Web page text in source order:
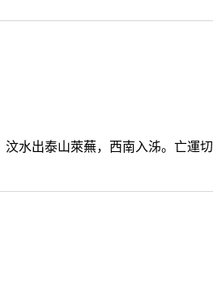
水出泰山萊蕪，西南入泲。亡運切